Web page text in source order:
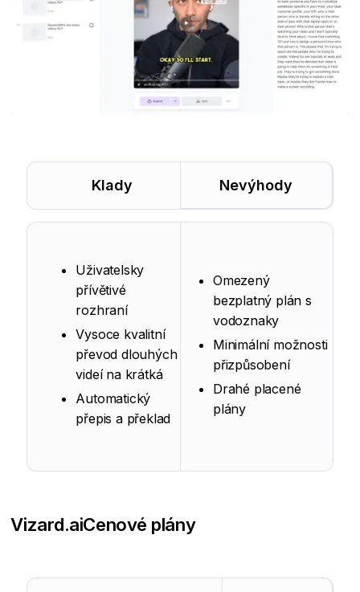
Klady Nevýhody
Uživatelsky
přívětivé
rozhraní
Vysoce kvalitní
převod dlouhých
videí na krátká
Automatický
přepis a překlad
Omezený
bezplatný plán s
vodoznaky
Minimální možnosti
přizpůsobení
Drahé placené
plány
Vizard.aiCenové plány